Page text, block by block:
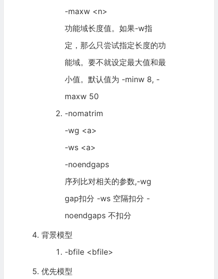
-maxw <n>
功能域长度值。如果-w指
定，那么只尝试指定长度的功
能域。要不就设定最大值和最
小值。默认值为 -minw 8, -
maxw 50
-nomatrim
-wg <a>
-ws <a>
-noendgaps
序列比对相关的参数,-wg
gap扣分 -ws 空隔扣分 -
noendgaps 不扣分
背景模型
-bfile <bfile>
优先模型